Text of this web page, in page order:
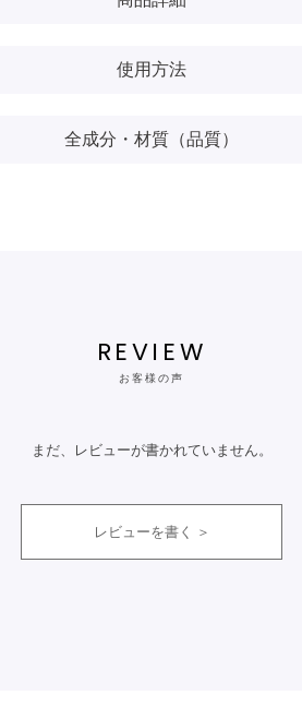
使用方法
全成分・材質（品質）
REVIEW
お客様の声
まだ、レビューが書かれていません。
レビューを書く